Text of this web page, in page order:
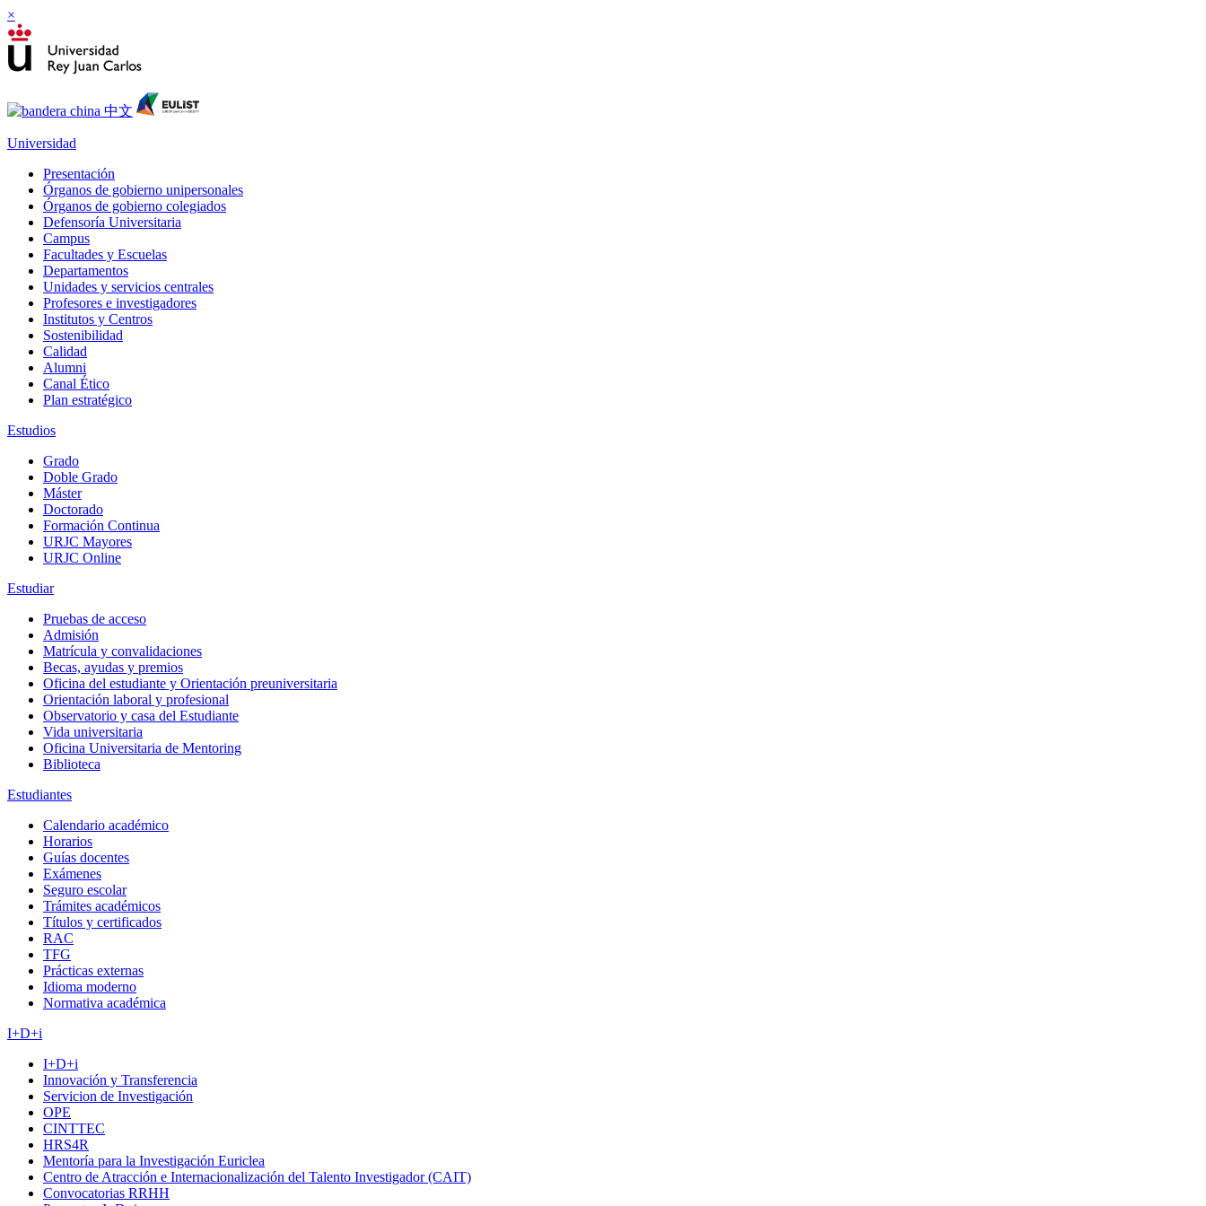
×
Universidad
Presentación
Órganos de gobierno unipersonales
Órganos de gobierno colegiados
Defensoría Universitaria
Campus
Facultades y Escuelas
Departamentos
Unidades y servicios centrales
Profesores e investigadores
Institutos y Centros
Sostenibilidad
Calidad
Alumni
Canal Ético
Plan estratégico
Estudios
Grado
Doble Grado
Máster
Doctorado
Formación Continua
URJC Mayores
URJC Online
Estudiar
Pruebas de acceso
Admisión
Matrícula y convalidaciones
Becas, ayudas y premios
Oficina del estudiante y Orientación preuniversitaria
Orientación laboral y profesional
Observatorio y casa del Estudiante
Vida universitaria
Oficina Universitaria de Mentoring
Biblioteca
Estudiantes
Calendario académico
Horarios
Guías docentes
Exámenes
Seguro escolar
Trámites académicos
Títulos y certificados
RAC
TFG
Prácticas externas
Idioma moderno
Normativa académica
I+D+i
I+D+i
Innovación y Transferencia
Servicion de Investigación
OPE
CINTTEC
HRS4R
Mentoría para la Investigación Euriclea
Centro de Atracción e Internacionalización del Talento Investigador (CAIT)
Convocatorias RRHH